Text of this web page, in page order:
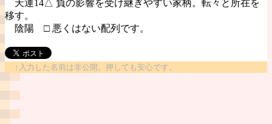
天運14△ 負の影響を受け継ぎやすい家柄。転々と所在を
移す。
陰陽 □ 悪くはない配列です。
↑入力した名前は非公開。押しても安心です。